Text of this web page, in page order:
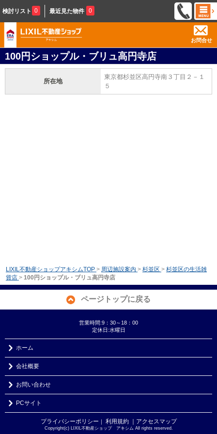
検討リスト 0 最近見た物件 0
お問合せ
100円ショップル・ブリュ高円寺店
所在地
東京都杉並区高円寺南３丁目２－１
５
LIXIL不動産ショップアキシムTOP > 周辺施設案内 > 杉並区 > 杉並区の生活雑
貨店 > 100円ショップル・ブリュ高円寺店
ページトップに戻る
営業時間:9：30～18：00
定休日:水曜日
ホーム
会社概要
お問い合わせ
PCサイト
プライバシーポリシー ｜ 利用規約 ｜アクセスマップ
Copyright(c) LIXIL不動産ショップ アキシム All rights reserved.